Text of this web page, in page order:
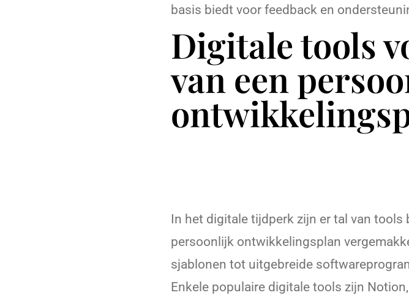
basis biedt voor feedback en
Digitale tools
van een
In het digitale tijdperk zijn er tal van
persoonlijk ontwikkelingsplan
sjablonen tot uitgebreide
Enkele populaire digitale tools zijn